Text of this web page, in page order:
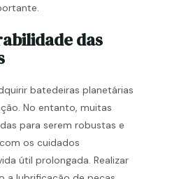
das
batedeiras planetárias
No entanto, muitas
para serem robustas e
os cuidados
útil prolongada. Realizar